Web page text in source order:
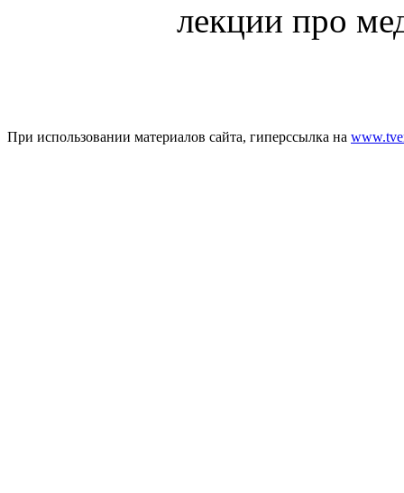
лекции про
При использовании материалов сайта, гиперссылка на